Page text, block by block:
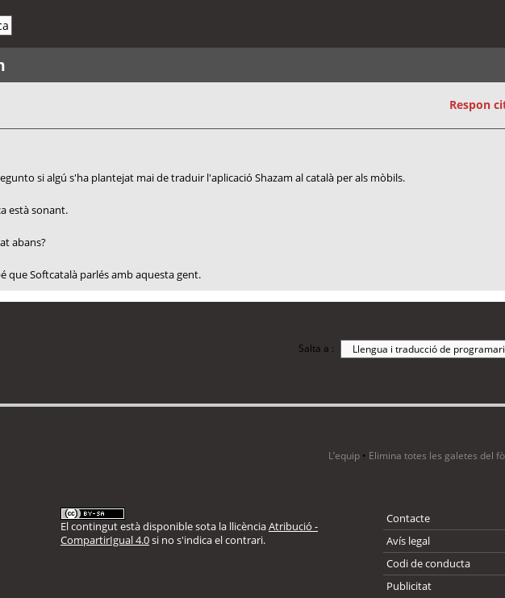
Respon
si algú s'ha plantejat mai de traduir l'aplicació Shazam al català per als mòbils.
està sonant.
abans?
que Softcatalà parlés amb aquesta gent.
Salta a :
L’equip • Elimina totes les galetes del
El contingut està disponible sota la llicènciaAtribució -
CompartirIgual 4.0si no s'indica el contrari.
Contacte
Avís legal
Codi de conducta
Publicitat